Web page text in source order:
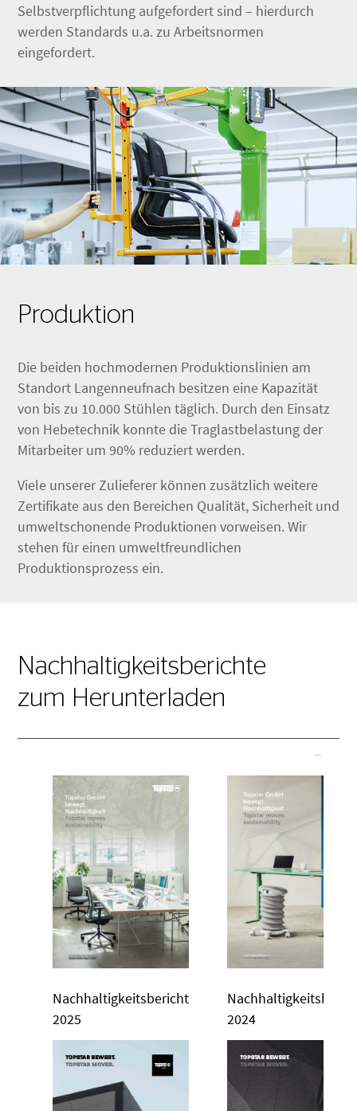
Selbstverpflichtung aufgefordert sind – hierdurch
werden Standards u.a. zu Arbeitsnormen
eingefordert.
Produktion
Die beiden hochmodernen Produktionslinien am
Standort Langenneufnach besitzen eine Kapazität
von bis zu 10.000 Stühlen täglich. Durch den Einsatz
von Hebetechnik konnte die Traglastbelastung der
Mitarbeiter um 90% reduziert werden.
Viele unserer Zulieferer können zusätzlich weitere
Zertifikate aus den Bereichen Qualität, Sicherheit und
umweltschonende Produktionen vorweisen. Wir
stehen für einen umweltfreundlichen
Produktionsprozess ein.
Nachhaltigkeitsberichte
zum Herunterladen
Nachhaltigkeitsbericht
2025
2024